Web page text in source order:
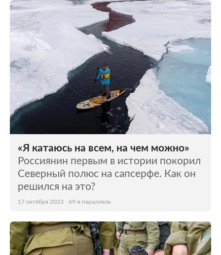
«Я катаюсь на всем, на чем можно»
Россиянин первым в истории покорил
Северный полюс на сапсерфе. Как он
решился на это?
17 октября 2023 69-я параллель